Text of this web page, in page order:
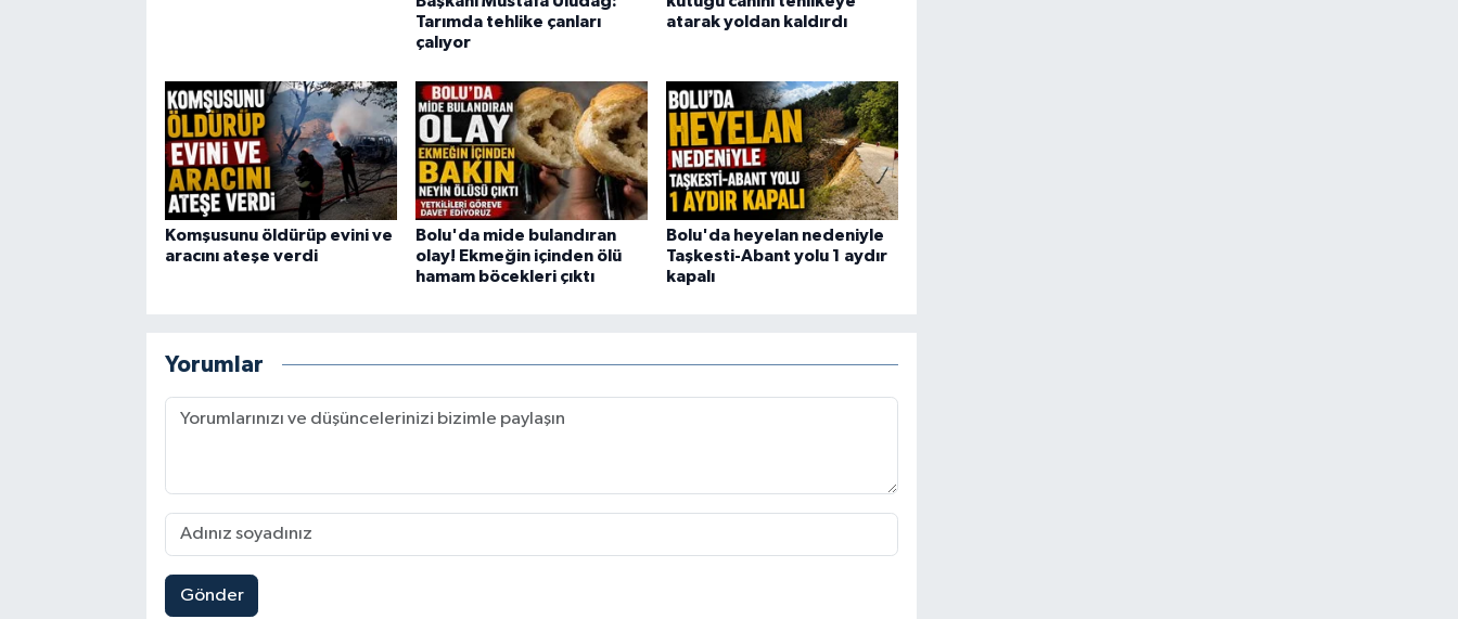
Tarımda tehlike çanları
çalıyor
atarak yoldan kaldırdı
Komşusunu öldürüp evini ve
aracını ateşe verdi
Bolu'da mide bulandıran
olay! Ekmeğin içinden ölü
hamam böcekleri çıktı
Bolu'da heyelan nedeniyle
Taşkesti-Abant yolu 1 aydır
kapalı
Yorumlar
Gönder